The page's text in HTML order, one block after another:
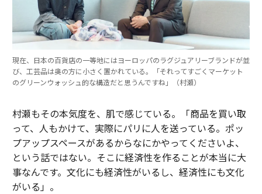
現在、日本の百貨店の一等地にはヨーロッパのラグジュアリーブランドが並
び、工芸品は奥の方に小さく置かれている。「それってすごくマーケット
のグリーンウォッシュ的な構造だと思うんですね」（村瀬）
村瀬もその本気度を、肌で感じている。「商品を買い取
って、人もかけて、実際にパリに人を送っている。ポッ
プアップスペースがあるからなにかやってくださいよ、
という話ではない。そこに経済性を作ることが本当に大
事なんです。文化にも経済性がいるし、経済性にも文化
がいる」。